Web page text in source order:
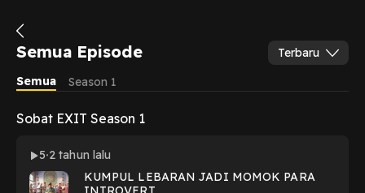
Semua Episode
Terbaru
Semua
Season 1
Sobat EXIT Season 1
5 2 tahun lalu
KUMPUL LEBARAN JADI MOMOK PARA